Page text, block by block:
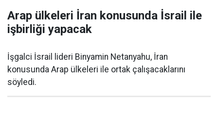
Arap ülkeleri İran konusunda İsrail ile
işbirliği yapacak
İşgalci İsrail lideri Binyamin Netanyahu, İran
konusunda Arap ülkeleri ile ortak çalışacaklarını
söyledi.